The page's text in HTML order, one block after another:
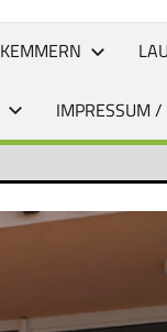
KEMMERN
IMPRESSUM /